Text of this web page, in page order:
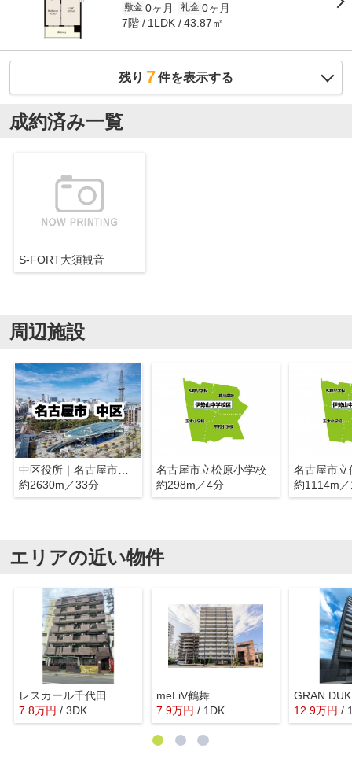
敷金 0ヶ月 礼金 0ヶ月
7階 1LDK 43.87㎡
残り 7件を表示する
成約済み一覧
S-FORT大須観音
周辺施設
中区役所｜名古屋市中区
約2630m／33分
名古屋市立松原小学校
約298m／4分
約1114m
エリアの近い物件
レスカール千代田
7.8万円 / 3DK
meLiV鶴舞
7.9万円 / 1DK 12.9万円 /